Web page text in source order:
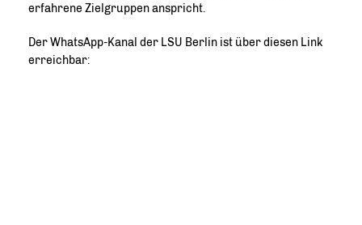
erfahrene Zielgruppen anspricht.
Der WhatsApp-Kanal der LSU Berlin ist über diesen Link
erreichbar: